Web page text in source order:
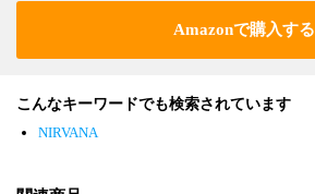
Amazonで購入する
こんなキーワードでも検索されています
NIRVANA